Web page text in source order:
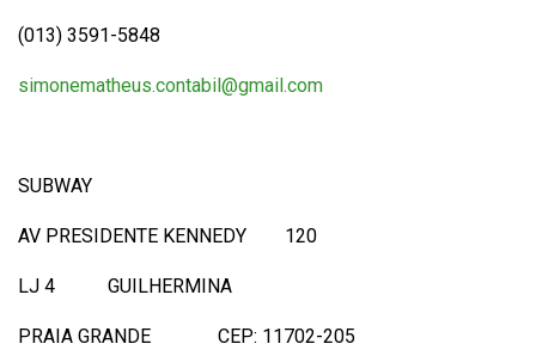
(013) 3591-5848
simonematheus.contabil@gmail.com
SUBWAY
AV PRESIDENTE KENNEDY 120
LJ 4 GUILHERMINA
PRAIA GRANDE CEP: 11702-205